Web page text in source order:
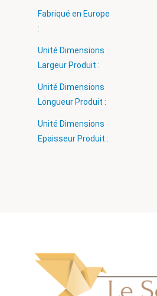
Fabriqué en Europe
:
Unité Dimensions
Largeur Produit :
Unité Dimensions
Longueur Produit :
Unité Dimensions
Epaisseur Produit :